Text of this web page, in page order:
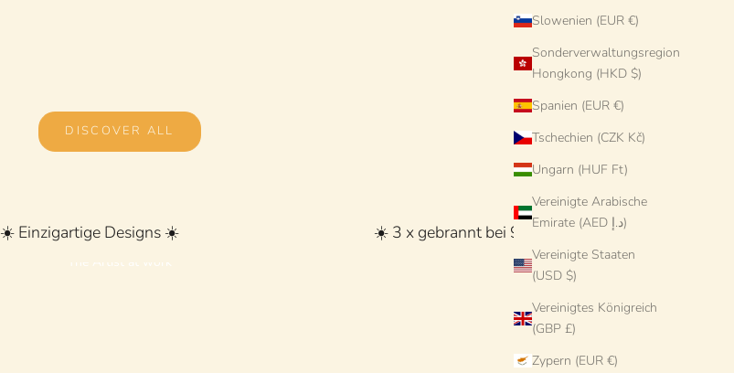
Slowenien (EUR €)
Sonderverwaltungsregion
Hongkong (HKD $)
Spanien (EUR €)
Tschechien (CZK Kč)
Ungarn (HUF Ft)
Vereinigte Arabische
Emirate (AED د.إ)
Vereinigte Staaten
(USD $)
Vereinigtes Königreich
(GBP £)
Zypern (EUR €)
DISCOVER ALL
☀️ Einzigartige Designs ☀️ ☀️ 3 x gebrannt bei 938° ☀️
The Artist at work